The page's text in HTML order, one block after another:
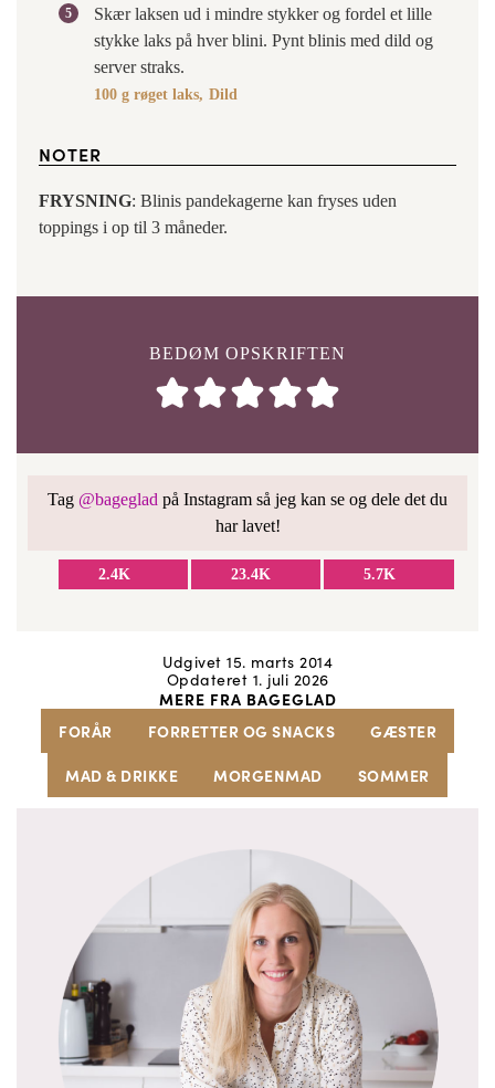
Skær laksen ud i mindre stykker og fordel et lille
stykke laks på hver blini. Pynt blinis med dild og
server straks.
100 g røget laks, Dild
NOTER
FRYSNING: Blinis pandekagerne kan fryses uden
toppings i op til 3 måneder.
BEDØM OPSKRIFTEN
Tag @bageglad på Instagram så jeg kan se og dele det du
har lavet!
2.4K 23.4K 5.7K
Udgivet 15. marts 2014
Opdateret 1. juli 2026
MERE FRA BAGEGLAD
FORÅR
FORRETTER OG SNACKS
GÆSTER
MAD & DRIKKE
MORGENMAD SOMMER